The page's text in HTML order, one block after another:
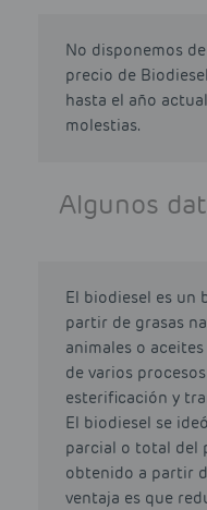
No disponemos
precio de
hasta el año
molestias.
Algunos
El biodiesel es un
partir de grasas
animales o
de varios
esterificación y
El biodiesel se
parcial o total del
obtenido a partir
ventaja es que